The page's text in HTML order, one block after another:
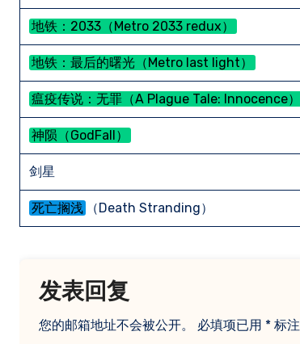
地铁：2033（Metro 2033 redux）
地铁：最后的曙光（Metro last light）
瘟疫传说：无罪（A Plague Tale: Innocence）
神陨（GodFall）
剑星
死亡搁浅 （Death Stranding）
发表回复
您的邮箱地址不会被公开。 必填项已用 * 标注